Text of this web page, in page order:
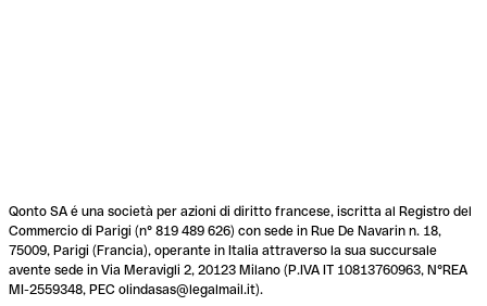
Qonto SA é una società per azioni di diritto francese, iscritta al Registro del
Commercio di Parigi (n° 819 489 626) con sede in Rue De Navarin n. 18,
75009, Parigi (Francia), operante in Italia attraverso la sua succursale
avente sede in Via Meravigli 2, 20123 Milano (P.IVA IT 10813760963, N°REA
MI-2559348, PEC olindasas@legalmail.it).